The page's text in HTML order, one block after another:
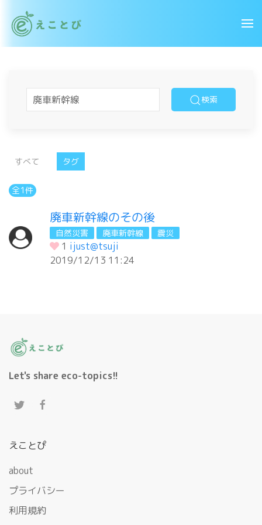
検索
すべて タグ
全1件
廃車新幹線のその後
自然災害 廃車新幹線 震災
1 ijust@tsuji
2019/12/13 11:24
Let's share eco-topics!!
えことぴ
about
プライバシー
利用規約